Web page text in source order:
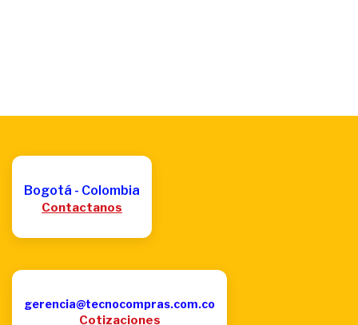
Bogotá - Colombia
Contactanos
gerencia@tecnocompras.com.co
Cotizaciones